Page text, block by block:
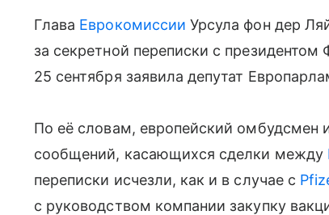
Глава Еврокомиссии Урсула фон дер
за секретной переписки с
25 сентября заявила депутат
По её словам, европейский омбудсмен
сообщений, касающихся сделки между
переписки исчезли, как и в случае с
с руководством компании закупку